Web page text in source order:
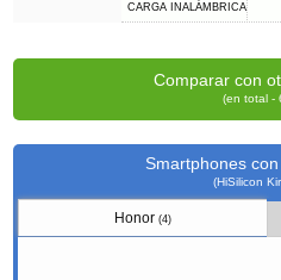
CARGA INALÁMBRICA
Comparar con
(en total -
Smartphones
(HiSilicon
Honor(4)